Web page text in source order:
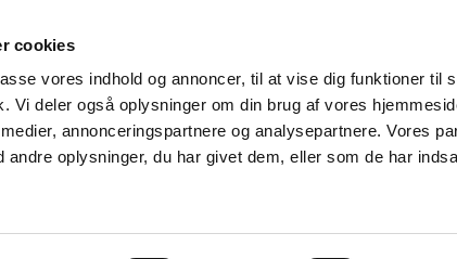
cookies
vores indhold og annoncer, til at vise dig funktioner til
Vi deler også oplysninger om din brug af vores
annonceringspartnere og analysepartnere. Vores
andre oplysninger, du har givet dem, eller som de har
Nyheder Om os Kontakt
og
Tilskud og
Apoteker og salg af